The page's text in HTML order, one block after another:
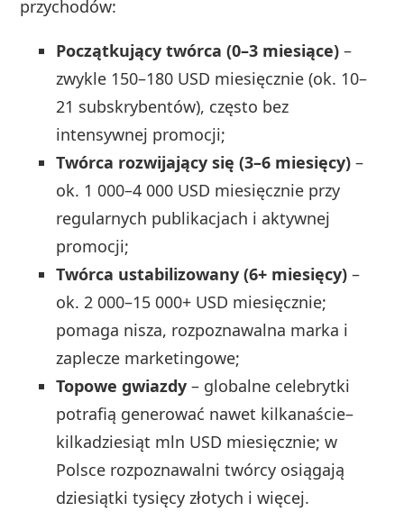
przychodów:
Początkujący twórca (0–3 miesiące) –
zwykle 150–180 USD miesięcznie (ok. 10–
21 subskrybentów), często bez
intensywnej promocji;
Twórca rozwijający się (3–6 miesięcy) –
ok. 1 000–4 000 USD miesięcznie przy
regularnych publikacjach i aktywnej
promocji;
Twórca ustabilizowany (6+ miesięcy) –
ok. 2 000–15 000+ USD miesięcznie;
pomaga nisza, rozpoznawalna marka i
zaplecze marketingowe;
Topowe gwiazdy – globalne celebrytki
potrafią generować nawet kilkanaście–
kilkadziesiąt mln USD miesięcznie; w
Polsce rozpoznawalni twórcy osiągają
dziesiątki tysięcy złotych i więcej.